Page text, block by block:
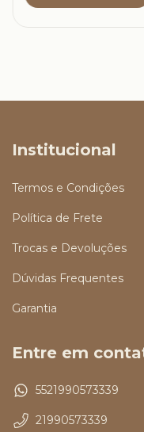
Institucional
Termos e Condições
Política de Frete
Trocas e Devoluções
Dúvidas Frequentes
Garantia
Entre em
5521990573339
21990573339